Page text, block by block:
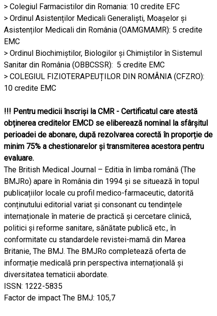
> Colegiul Farmacistilor din Romania: 10 credite EFC
> Ordinul Asistenților Medicali Generaliști, Moașelor și
Asistenților Medicali din România (OAMGMAMR): 5 credite
EMC
> Ordinul Biochimiștilor, Biologilor și Chimiștilor în Sistemul
Sanitar din România (OBBCSSR): 5 credite EMC
> COLEGIUL FIZIOTERAPEUȚILOR DIN ROMÂNIA (CFZRO):
10 credite EMC
!!! Pentru medicii înscriși la CMR - Certificatul care atestă
obținerea creditelor EMCD se eliberează nominal la sfârșitul
perioadei de abonare, după rezolvarea corectă în proporție de
minim 75% a chestionarelor și transmiterea acestora pentru
evaluare.
The British Medical Journal – Editia în limba română (The
BMJRo) apare în România din 1994 și se situează în topul
publicațiilor locale cu profil medico-farmaceutic, datorită
conținutului editorial variat și consonant cu tendințele
internaționale în materie de practică și cercetare clinică,
politici și reforme sanitare, sănătate publică etc., în
conformitate cu standardele revistei-mamă din Marea
Britanie, The BMJ. The BMJRo completează oferta de
informație medicală prin perspectiva internațională și
diversitatea tematicii abordate.
ISSN: 1222-5835
Factor de impact The BMJ: 105,7